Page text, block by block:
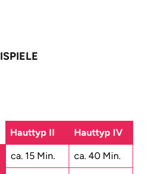
Hauttyp II
Hauttyp IV
ca. 15 Min. ca. 40 Min.